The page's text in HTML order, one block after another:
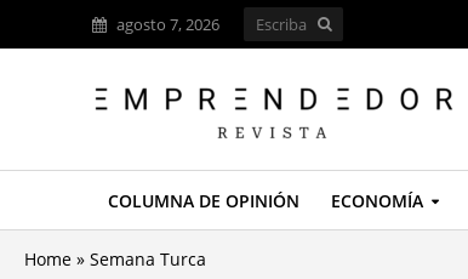
agosto 7, 2026
COLUMNA DE OPINIÓN ECONOMÍA
Home » Semana Turca